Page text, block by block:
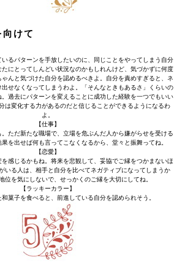
けて
るパターンを手放したいのに、同じことをやってしまう自分
にとってしんどい状況なのかもしれんけど、気づかずに何度
んと気づけた自分を認めるべきよ。自分を責めすぎると、ネ
せなくなってしまうわよ。「そんなときもあるさ」くらいの
過去にパターンを変えることに成功した経験を一つでもいい
は変化する力があるのだと信じることができるようになるわ
よ。
【仕事】
ただ新たな職場で、立場を危ぶんだ人から嫌がらせを受ける
を出せば何も言ってこなくなるから、堂々と振舞ってね。
【恋愛】
感じるかもね。将来を悲観して、妥協でご縁をつかまないほ
いる人は、相手と自分を比べてネガティブになってしまうか
位を気にしないで、せっかくのご縁を大切にしてね。
【ラッキーカラー】
菓子を食べると、前進している自分を認められそう。